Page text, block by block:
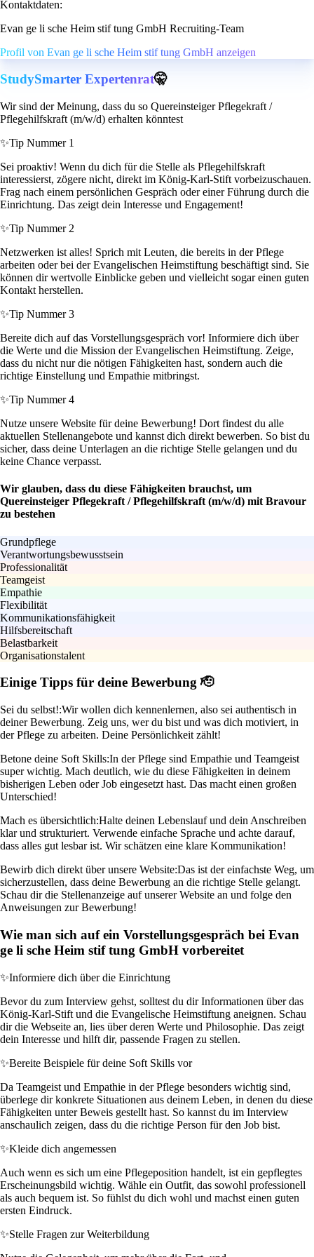
Kontaktdaten:
Evan ge li sche Heim stif tung GmbH Recruiting-Team
Profil von Evan ge li sche Heim stif tung GmbH anzeigen
StudySmarter Expertenrat🤫
Wir sind der Meinung, dass du so Quereinsteiger Pflegekraft /
Pflegehilfskraft (m/w/d) erhalten könntest
✨Tip Nummer 1
Sei proaktiv! Wenn du dich für die Stelle als Pflegehilfskraft
interessierst, zögere nicht, direkt im König-Karl-Stift vorbeizuschauen.
Frag nach einem persönlichen Gespräch oder einer Führung durch die
Einrichtung. Das zeigt dein Interesse und Engagement!
✨Tip Nummer 2
Netzwerken ist alles! Sprich mit Leuten, die bereits in der Pflege
arbeiten oder bei der Evangelischen Heimstiftung beschäftigt sind. Sie
können dir wertvolle Einblicke geben und vielleicht sogar einen guten
Kontakt herstellen.
✨Tip Nummer 3
Bereite dich auf das Vorstellungsgespräch vor! Informiere dich über
die Werte und die Mission der Evangelischen Heimstiftung. Zeige,
dass du nicht nur die nötigen Fähigkeiten hast, sondern auch die
richtige Einstellung und Empathie mitbringst.
✨Tip Nummer 4
Nutze unsere Website für deine Bewerbung! Dort findest du alle
aktuellen Stellenangebote und kannst dich direkt bewerben. So bist du
sicher, dass deine Unterlagen an die richtige Stelle gelangen und du
keine Chance verpasst.
Wir glauben, dass du diese Fähigkeiten brauchst, um
Quereinsteiger Pflegekraft / Pflegehilfskraft (m/w/d) mit Bravour
zu bestehen
Grundpflege
Verantwortungsbewusstsein
Professionalität
Teamgeist
Empathie
Flexibilität
Kommunikationsfähigkeit
Hilfsbereitschaft
Belastbarkeit
Organisationstalent
Einige Tipps für deine Bewerbung 🫡
Sei du selbst!:Wir wollen dich kennenlernen, also sei authentisch in
deiner Bewerbung. Zeig uns, wer du bist und was dich motiviert, in
der Pflege zu arbeiten. Deine Persönlichkeit zählt!
Betone deine Soft Skills:In der Pflege sind Empathie und Teamgeist
super wichtig. Mach deutlich, wie du diese Fähigkeiten in deinem
bisherigen Leben oder Job eingesetzt hast. Das macht einen großen
Unterschied!
Mach es übersichtlich:Halte deinen Lebenslauf und dein Anschreiben
klar und strukturiert. Verwende einfache Sprache und achte darauf,
dass alles gut lesbar ist. Wir schätzen eine klare Kommunikation!
Bewirb dich direkt über unsere Website:Das ist der einfachste Weg, um
sicherzustellen, dass deine Bewerbung an die richtige Stelle gelangt.
Schau dir die Stellenanzeige auf unserer Website an und folge den
Anweisungen zur Bewerbung!
Wie man sich auf ein Vorstellungsgespräch bei Evan
ge li sche Heim stif tung GmbH vorbereitet
✨Informiere dich über die Einrichtung
Bevor du zum Interview gehst, solltest du dir Informationen über das
König-Karl-Stift und die Evangelische Heimstiftung aneignen. Schau
dir die Webseite an, lies über deren Werte und Philosophie. Das zeigt
dein Interesse und hilft dir, passende Fragen zu stellen.
✨Bereite Beispiele für deine Soft Skills vor
Da Teamgeist und Empathie in der Pflege besonders wichtig sind,
überlege dir konkrete Situationen aus deinem Leben, in denen du diese
Fähigkeiten unter Beweis gestellt hast. So kannst du im Interview
anschaulich zeigen, dass du die richtige Person für den Job bist.
✨Kleide dich angemessen
Auch wenn es sich um eine Pflegeposition handelt, ist ein gepflegtes
Erscheinungsbild wichtig. Wähle ein Outfit, das sowohl professionell
als auch bequem ist. So fühlst du dich wohl und machst einen guten
ersten Eindruck.
✨Stelle Fragen zur Weiterbildung